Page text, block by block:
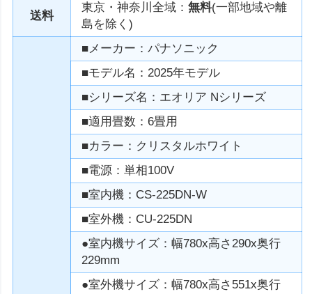
送料
東京・神奈川全域：無料(一部地域や離
島を除く)
■メーカー：パナソニック
■モデル名：2025年モデル
■シリーズ名：エオリア Nシリーズ
■適用畳数：6畳用
■カラー：クリスタルホワイト
■電源：単相100V
■室内機：CS-225DN-W
■室外機：CU-225DN
●室内機サイズ：幅780x高さ290x奥行
229mm
●室外機サイズ：幅780x高さ551x奥行